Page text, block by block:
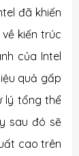
đã khiến
kiến ​​trúc
của Intel
quả gấp
lý tổng thể
sau đó sẽ
cao trên